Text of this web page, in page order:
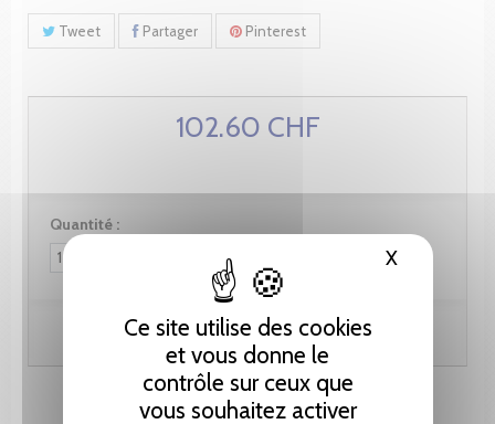
Ce site utilise des cookies
et vous donne le
contrôle sur ceux que
vous souhaitez activer
XMasquer
Tweet Partager Pinterest
102.60 CHF
Quantité :
Ajouter au panier